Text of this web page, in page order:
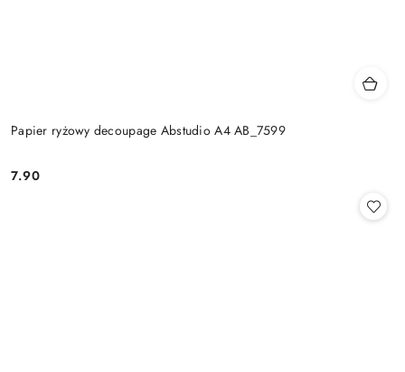
Papier ryżowy decoupage Abstudio A4 AB_7599
Cena:
7.90